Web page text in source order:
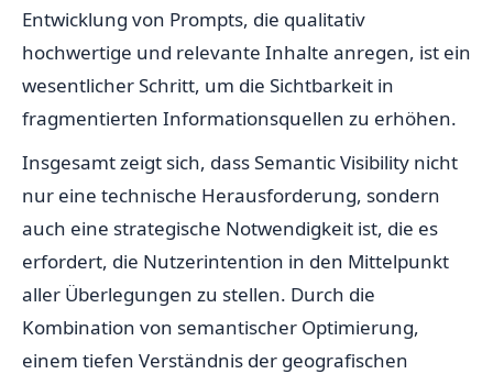
Entwicklung von Prompts, die qualitativ
hochwertige und relevante Inhalte anregen, ist ein
wesentlicher Schritt, um die Sichtbarkeit in
fragmentierten Informationsquellen zu erhöhen.
Insgesamt zeigt sich, dass Semantic Visibility nicht
nur eine technische Herausforderung, sondern
auch eine strategische Notwendigkeit ist, die es
erfordert, die Nutzerintention in den Mittelpunkt
aller Überlegungen zu stellen. Durch die
Kombination von semantischer Optimierung,
einem tiefen Verständnis der geografischen